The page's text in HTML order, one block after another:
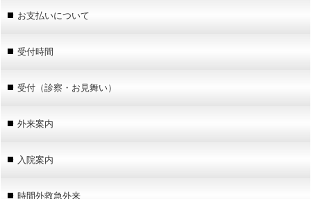
お支払いについて
受付時間
受付（診察・お見舞い）
外来案内
入院案内
時間外救急外来